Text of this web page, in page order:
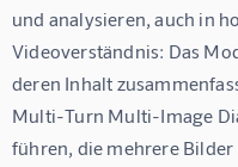
und analysieren, auch in
Videoverständnis: Das
deren Inhalt
Multi-Turn Multi-Image
führen, die mehrere